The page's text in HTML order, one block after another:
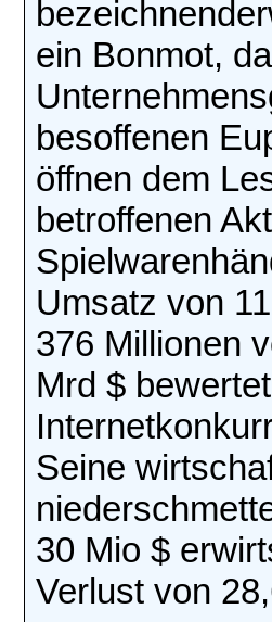
ein Bonmot,
besoffenen
öffnen dem
betroffenen
Umsatz von
376 Millionen
Mrd $
Seine
30 Mio $
Verlust von